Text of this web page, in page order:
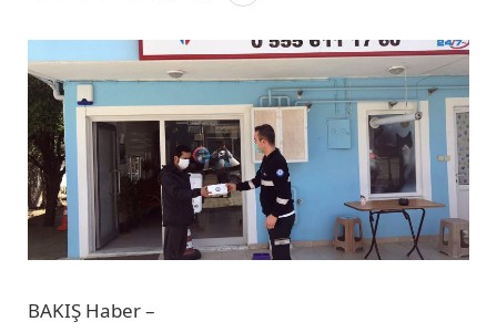
BAKIŞ Haber –